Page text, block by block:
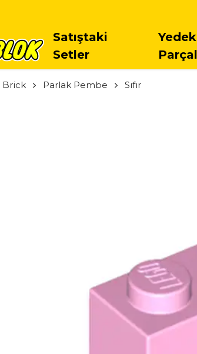
Satıştaki
Setler
Yedek
Brick Parlak Pembe Sıfır